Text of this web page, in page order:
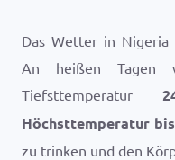
Das Wetter in
An heißen Tagen
Tiefsttemperatur
Höchsttemperatur
zu trinken und den